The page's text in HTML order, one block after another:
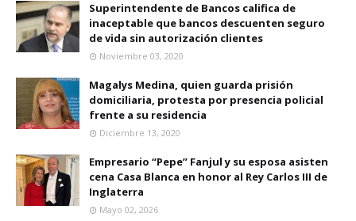
Superintendente de Bancos califica de
inaceptable que bancos descuenten seguro
de vida sin autorización clientes
Noviembre 03, 2020
Magalys Medina, quien guarda prisión
domiciliaria, protesta por presencia policial
frente a su residencia
Diciembre 13, 2020
Empresario “Pepe” Fanjul y su esposa asisten
cena Casa Blanca en honor al Rey Carlos III de
Inglaterra
Mayo 02, 2026